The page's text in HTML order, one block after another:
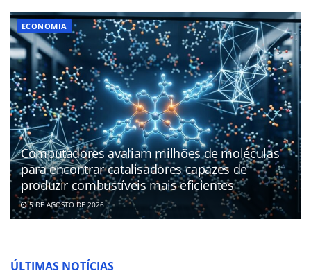
ECONOMIA
Computadores avaliam milhões de moléculas
para encontrar catalisadores capazes de
produzir combustíveis mais eficientes
5 DE AGOSTO DE 2026
ÚLTIMAS NOTÍCIAS